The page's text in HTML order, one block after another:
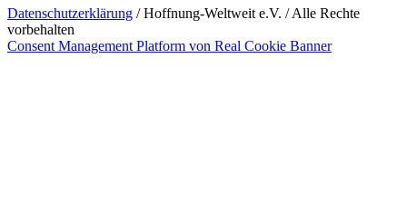
Datenschutzerklärung / Hoffnung-Weltweit e.V. / Alle Rechte
vorbehalten
Consent Management Platform von Real Cookie Banner